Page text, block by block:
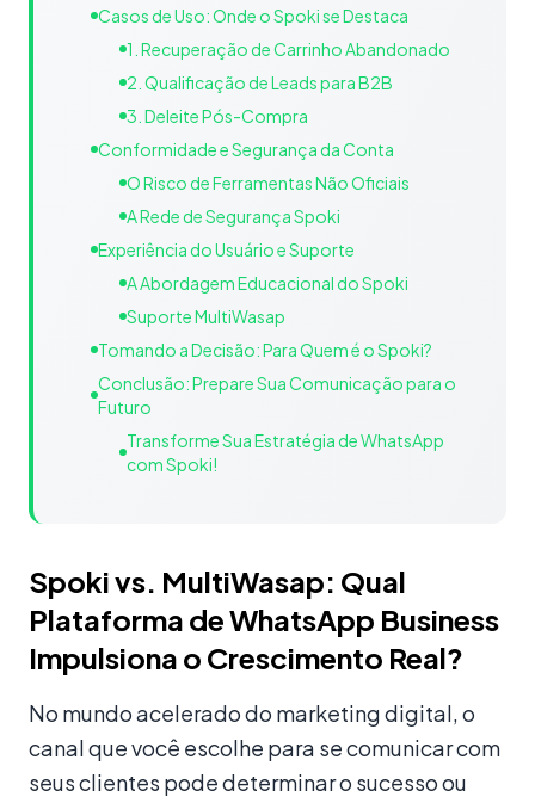
Casos de Uso: Onde o Spoki se Destaca
1. Recuperação de Carrinho Abandonado
2. Qualificação de Leads para B2B
3. Deleite Pós-Compra
Conformidade e Segurança da Conta
O Risco de Ferramentas Não Oficiais
A Rede de Segurança Spoki
Experiência do Usuário e Suporte
A Abordagem Educacional do Spoki
Suporte MultiWasap
Tomando a Decisão: Para Quem é o Spoki?
Conclusão: Prepare Sua Comunicação para o
Futuro
Transforme Sua Estratégia de WhatsApp
com Spoki!
Spoki vs. MultiWasap: Qual
Plataforma de WhatsApp Business
Impulsiona o Crescimento Real?
No mundo acelerado do marketing digital, o
canal que você escolhe para se comunicar com
seus clientes pode determinar o sucesso ou